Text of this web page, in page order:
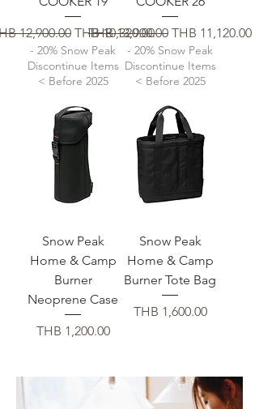
반가12,900.00 할인가
THB 10,320.00
- 20% Snow Peak
Discontinue Items
< Before 2025
일반가
THB 13,900.00 할인가
THB 11,120.00
- 20% Snow Peak
Discontinue Items
< Before 2025
Snow Peak
Home & Camp
Burner
Neoprene Case
가격
THB 1,200.00
Snow Peak
Home & Camp
Burner Tote Bag
가격
THB 1,600.00